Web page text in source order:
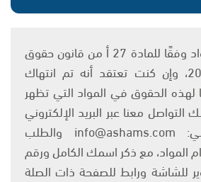
يتم الاستخدام المواد وفقًا للمادة 27 أ من قانون حقوق
التأليف والنشر 2007، وإن كنت تعتقد أنه تم انتهاك
الحقوق في المواد التي تظهر
معنا عبر البريد الإلكتروني
على العنوان التالي: info@ashams.com والطلب
المواد، مع ذكر اسمك الكامل ورقم
للشاشة ورابط للصفحة ذات الصلة